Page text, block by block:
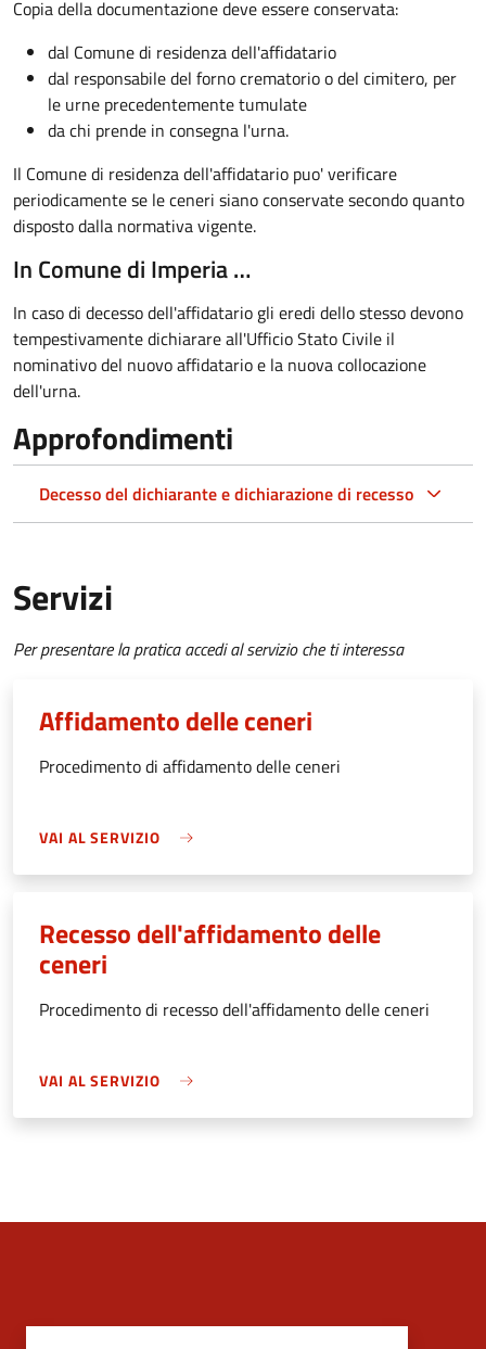
Copia della documentazione deve essere conservata:
dal Comune di residenza dell'affidatario
dal responsabile del forno crematorio o del cimitero, per
le urne precedentemente tumulate
da chi prende in consegna l'urna.
Il Comune di residenza dell'affidatario puo' verificare
periodicamente se le ceneri siano conservate secondo quanto
disposto dalla normativa vigente.
In Comune di Imperia …
In caso di decesso dell'affidatario gli eredi dello stesso devono
tempestivamente dichiarare all'Ufficio Stato Civile il
nominativo del nuovo affidatario e la nuova collocazione
dell'urna.
Approfondimenti
Decesso del dichiarante e dichiarazione di recesso
Servizi
Per presentare la pratica accedi al servizio che ti interessa
Affidamento delle ceneri
Procedimento di affidamento delle ceneri
VAI AL SERVIZIO
Recesso dell'affidamento delle
ceneri
Procedimento di recesso dell'affidamento delle ceneri
VAI AL SERVIZIO